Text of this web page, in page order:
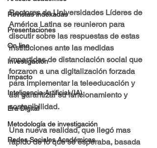
Revistas indexadas
Presentaciones
On line
Investigación
Impacto
Inteligencia Artificial (IA)
Era Digital
Metodología de investigación
Redes Sociales Académicas
Rectores de Universidades Líderes de
América Latina se reunieron para
discutir sobre las respuestas de estas
instituciones ante las medidas
impartidas de distanciación social que
forzaron a una digitalización forzada
para implementar la teleeducación y
así garantizar su funcionamiento y
sostenibilidad.
Una nueva realidad, que llegó mas
rápido de lo que se esperaba, basada